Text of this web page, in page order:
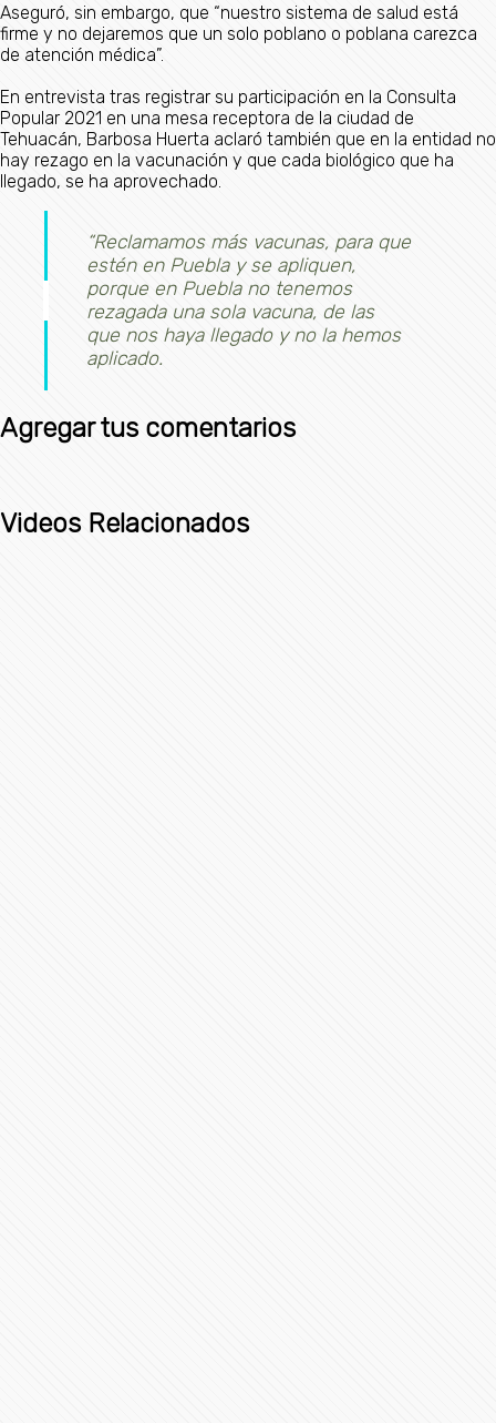
Aseguró, sin embargo, que “nuestro sistema de salud está
firme y no dejaremos que un solo poblano o poblana carezca
de atención médica”.
En entrevista tras registrar su participación en la Consulta
Popular 2021 en una mesa receptora de la ciudad de
Tehuacán, Barbosa Huerta aclaró también que en la entidad no
hay rezago en la vacunación y que cada biológico que ha
llegado, se ha aprovechado.
“Reclamamos más vacunas, para que
estén en Puebla y se apliquen,
porque en Puebla no tenemos
rezagada una sola vacuna, de las
que nos haya llegado y no la hemos
aplicado.
Agregar tus comentarios
Videos Relacionados